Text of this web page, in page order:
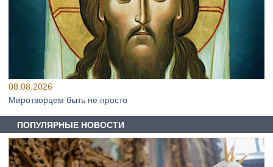
08.08.2026
Миротворцем быть не просто
ПОПУЛЯРНЫЕ НОВОСТИ